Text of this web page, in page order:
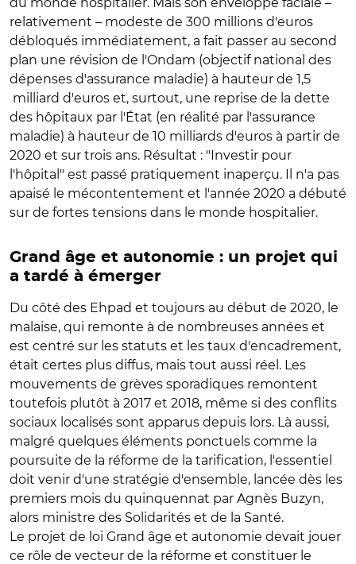
relativement – modeste de 300 millions d'euros
débloqués immédiatement, a fait passer au second
plan une révision de l'Ondam (objectif national des
dépenses d'assurance maladie) à hauteur de 1,5
milliard d'euros et, surtout, une reprise de la dette
des hôpitaux par l'État (en réalité par l'assurance
maladie) à hauteur de 10 milliards d'euros à partir de
2020 et sur trois ans. Résultat : "Investir pour
l'hôpital" est passé pratiquement inaperçu. Il n'a pas
apaisé le mécontentement et l'année 2020 a débuté
sur de fortes tensions dans le monde hospitalier.
Grand âge et autonomie : un projet qui
a tardé à émerger
Du côté des Ehpad et toujours au début de 2020, le
malaise, qui remonte à de nombreuses années et
est centré sur les statuts et les taux d'encadrement,
était certes plus diffus, mais tout aussi réel. Les
mouvements de grèves sporadiques remontent
toutefois plutôt à 2017 et 2018, même si des conflits
sociaux localisés sont apparus depuis lors. Là aussi,
malgré quelques éléments ponctuels comme la
poursuite de la réforme de la tarification, l'essentiel
doit venir d'une stratégie d'ensemble, lancée dès les
premiers mois du quinquennat par Agnès Buzyn,
alors ministre des Solidarités et de la Santé.
Le projet de loi Grand âge et autonomie devait jouer
ce rôle de vecteur de la réforme et constituer le